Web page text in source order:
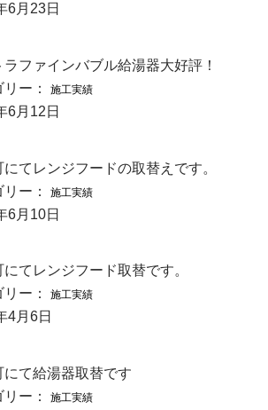
6月23日
ラファインバブル給湯器大好評！
リー：
施工実績
6月12日
にてレンジフードの取替えです。
リー：
施工実績
6月10日
てレンジフード取替です。
リー：
施工実績
4月6日
にて給湯器取替です
リー：
施工実績